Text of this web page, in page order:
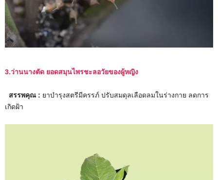
3.ว่านนางตัด ยอดสมุนไพรชะลอวัยของผู้หญิง
สรรพคุณ : ยาบำรุงสตรีมีครรภ์ ปรับสมดุลเลือดลมในร่างกาย ลดการ
เกิดฝ้า